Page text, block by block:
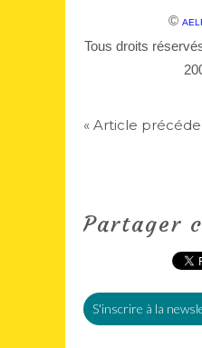
©
Tous droits
« Article
Partager
S'inscrire à la